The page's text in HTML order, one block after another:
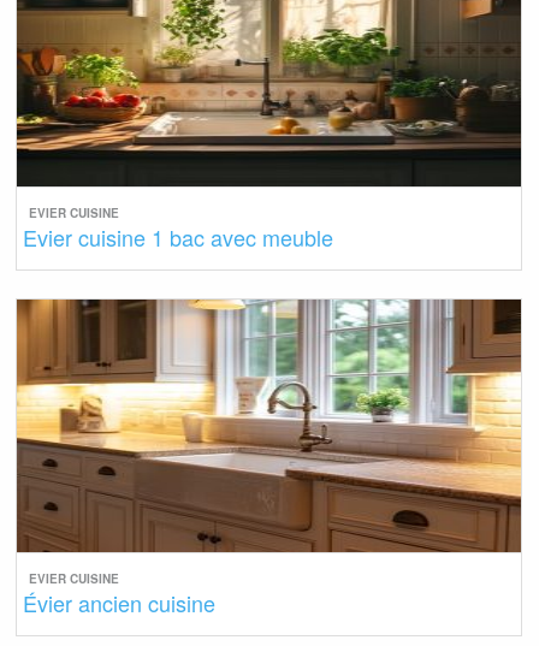
EVIER CUISINE
Evier cuisine 1 bac avec meuble
EVIER CUISINE
Évier ancien cuisine